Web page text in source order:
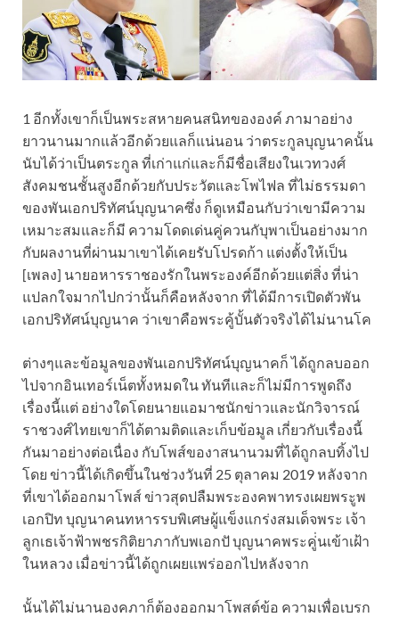
1 อีกทั้งเขาก็เป็นพระสหายคนสนิทขององค์ ภามาอย่าง
ยาวนานมากแล้วอีกด้วยแลก็แน่นอน ว่าตระกูลบุญนาคนั้น
นับได้ว่าเป็นตระกูล ที่เก่าแก่และก็มีชื่อเสียงในเวทวงศ์
สังคมชนชั้นสูงอีกด้วยกับประวัตและโพไฟล ที่ไม่ธรรมดา
ของพันเอกปริทัศน์บุญนาคซึ่ง ก็ดูเหมือนกับว่าเขามีความ
เหมาะสมและก็มี ความโดดเด่นคู่ควนกับุพาเป็นอย่างมาก
กับผลงานที่ผ่านมาเขาได้เคยรับโปรดก้า แต่งตั้งให้เป็น
[เพลง] นายอหารราชองรักในพระองค์อีกด้วยแต่สิ่ง ที่น่า
แปลกใจมากไปกว่านั้นก็คือหลังจาก ที่ได้มีการเปิดตัวพัน
เอกปริทัศน์บุญนาค ว่าเขาคือพระคู้บั้นตัวจริงได้ไม่นานโค
ต่างๆและข้อมูลของพันเอกปริทัศน์บุญนาคก็ ได้ถูกลบออก
ไปจากอินเทอร์เน็ตทั้งหมดใน ทันทีและก็ไม่มีการพูดถึง
เรื่องนี้แต่ อย่างใดโดยนายแอมาชนักข่าวและนักวิจารณ์
ราชวงศ์ไทยเขาก็ได้ตามติดและเก็บข้อมูล เกี่ยวกับเรื่องนี้
กันมาอย่างต่อเนื่อง กับโพส์ของาสนานวมที่ได้ถูกลบทิ้งไป
โดย ข่าวนี้ได้เกิดขึ้นในช่วงวันที่ 25 ตุลาคม 2019 หลังจาก
ที่เขาได้ออกมาโพส์ ข่าวสุดปลืมพระองคพาทรงเผยพระูพ
เอกปิท บุญนาคนทหารรบพิเศษผู้แข็งแกร่งสมเด็จพระ เจ้า
ลูกเธเจ้าฟ้าพชรกิติยาภากับพเอกปั บุญนาคพระคู่่นเข้าเฝ้า
ในหลวง เมื่อข่าวนี้ได้ถูกเผยแพร่ออกไปหลังจาก
นั้นได้ไม่นานองคภาก็ต้องออกมาโพสต์ข้อ ความเพื่อเบรก